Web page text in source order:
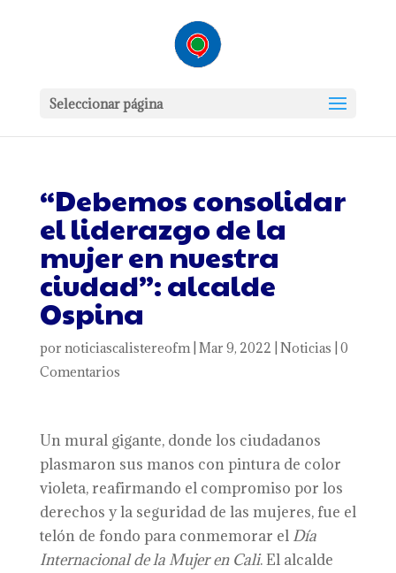
Seleccionar página
“Debemos consolidar
el liderazgo de la
mujer en nuestra
ciudad”: alcalde
Ospina
por noticiascalistereofm| Mar 9, 2022 Noticias 0
Comentarios
Un mural gigante, donde los ciudadanos
plasmaron sus manos con pintura de color
violeta, reafirmando el compromiso por los
derechos y la seguridad de las mujeres, fue el
telón de fondo para conmemorar el Día
Internacional de la Mujer en Cali. El alcalde